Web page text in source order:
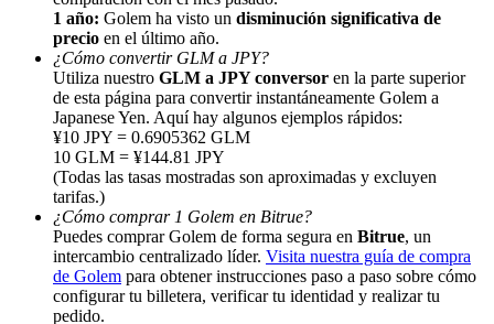
Deposit CASHCAT & Win
Share 500000 CASHCAT prize pool
1 año: Golem ha visto un disminución significativa de
precio en el último año.
¿Cómo convertir GLM a JPY?
Utiliza nuestro GLM a JPY conversor en la parte superior
de esta página para convertir instantáneamente Golem a
Japanese Yen. Aquí hay algunos ejemplos rápidos:
¥10 JPY = 0.6905362 GLM
10 GLM = ¥144.81 JPY
(Todas las tasas mostradas son aproximadas y excluyen
tarifas.)
¿Cómo comprar 1 Golem en Bitrue?
Puedes comprar Golem de forma segura en Bitrue, un
intercambio centralizado líder. Visita nuestra guía de compra
de Golem para obtener instrucciones paso a paso sobre cómo
configurar tu billetera, verificar tu identidad y realizar tu
pedido.